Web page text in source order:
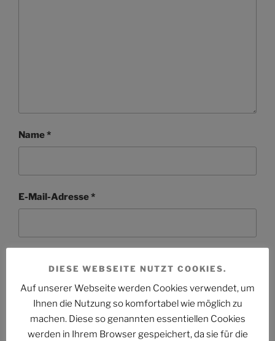
Name*
E-Mail-Adresse*
DIESE WEBSEITE NUTZT COOKIES.
Auf unserer Webseite werden Cookies verwendet, um
Ihnen die Nutzung so komfortabel wie möglich zu
machen. Diese so genannten essentiellen Cookies
werden in Ihrem Browser gespeichert, da sie für die